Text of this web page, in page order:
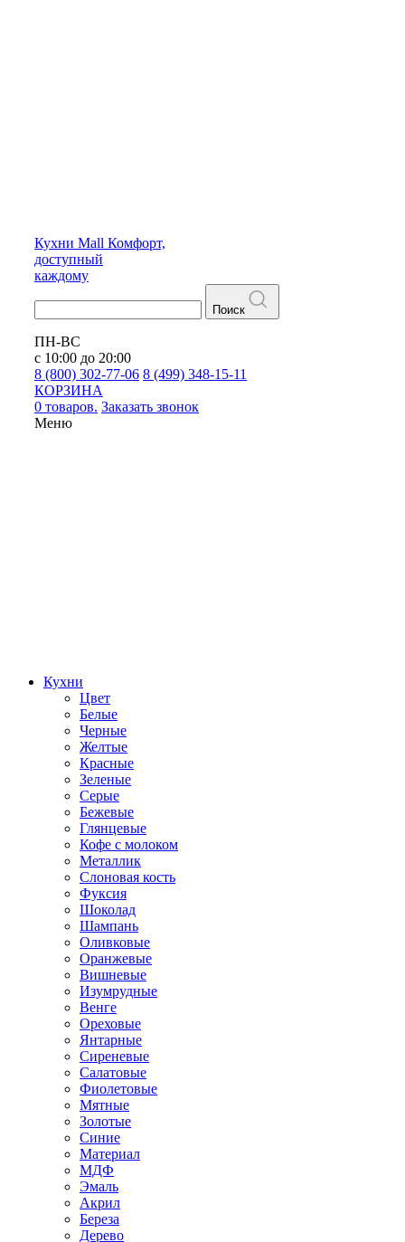
Кухни Mall Комфорт,
доступный
каждому
Поиск
ПН-ВС
с 10:00 до 20:00
8 (800) 302-77-06 8 (499) 348-15-11
КОРЗИНА
0 товаров. Заказать звонок
Меню
Кухни
Цвет
Белые
Черные
Желтые
Красные
Зеленые
Серые
Бежевые
Глянцевые
Кофе с молоком
Металлик
Слоновая кость
Фуксия
Шоколад
Шампань
Оливковые
Оранжевые
Вишневые
Изумрудные
Венге
Ореховые
Янтарные
Сиреневые
Салатовые
Фиолетовые
Мятные
Золотые
Синие
Материал
МДФ
Эмаль
Акрил
Береза
Дерево